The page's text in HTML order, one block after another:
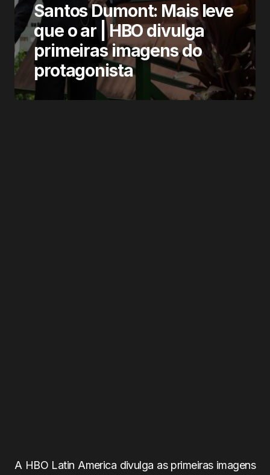
Santos Dumont: Mais leve
que o ar | HBO divulga
primeiras imagens do
protagonista
A HBO Latin America divulga as primeiras imagens